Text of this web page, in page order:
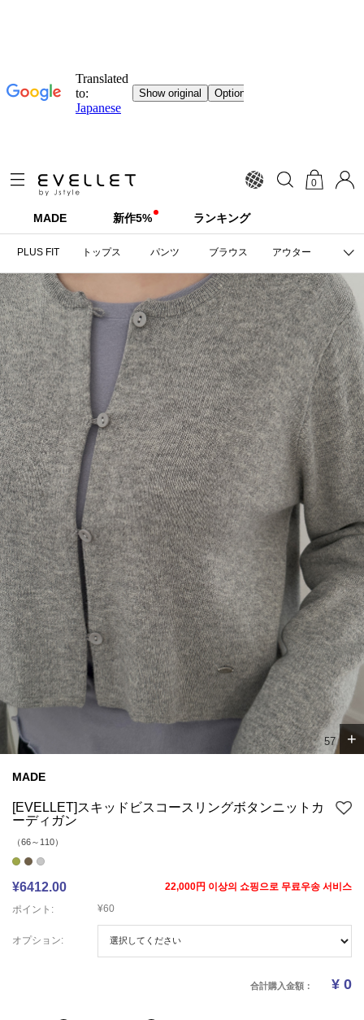
0
MADE 新作5% ランキング
PLUS FIT トップス パンツ ブラウス アウター
67 +
MADE
[EVELLET]スキッドビスコースリングボタンニットカ
ーディガン
（66～110）
¥6412.00
22,000円 이상의 쇼핑으로 무료우송 서비스
ポイント:
¥60
オプション:
合計購入金額： ¥ 0